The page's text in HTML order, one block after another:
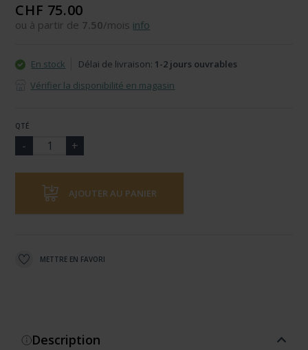
CHF 75.00
ou à partir de 7.50/mois info
En stock Délai de livraison: 1-2 jours ouvrables
Vérifier la disponibilité en magasin
QTÉ
AJOUTER AU PANIER
METTRE EN FAVORI
Description